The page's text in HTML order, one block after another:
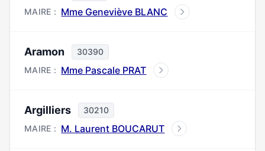
MAIRE : Mme Geneviève BLANC
Aramon
30390
MAIRE : Mme Pascale PRAT
Argilliers
30210
MAIRE : M. Laurent BOUCARUT